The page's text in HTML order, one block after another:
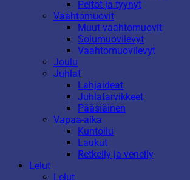
Peitot ja tyynyt
Vaahtomuovit
Muut vaahtomuovit
Solumuovilevyt
Vaahtomuovilevyt
Joulu
Juhlat
Lahjaideat
Juhlatarvikkeet
Pääsiäinen
Vapaa-aika
Kuntoilu
Laukut
Retkeily ja veneily
Lelut
Lelut